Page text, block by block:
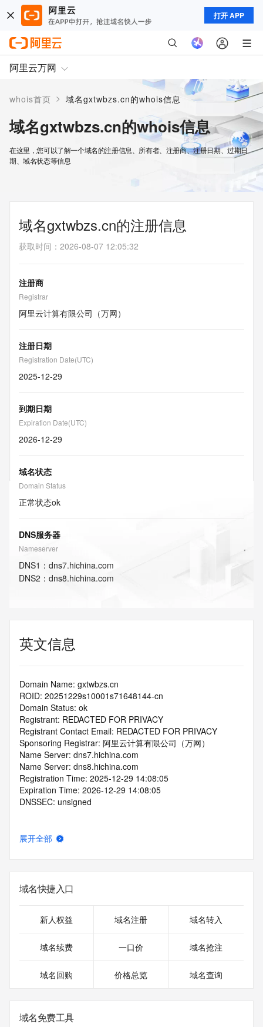
打开 APP
阿里云万网
whois首页 > 域名gxtwbzs.cn的whois信息
域名gxtwbzs.cn的whois信息
在这里，您可以了解一个域名的注册信息、所有者、注册商、注册日期、过期日
期、域名状态等信息
域名gxtwbzs.cn的注册信息
获取时间 ： 2026-08-07 12:05:32
注册商
Registrar
阿里云计算有限公司（万网）
注册日期
Registration Date(UTC)
2025-12-29
到期日期
Expiration Date(UTC)
2026-12-29
域名状态
Domain Status
正常状态ok
DNS服务器
Nameserver
DNS1 ： dns7.hichina.com
DNS2 ： dns8.hichina.com
英文信息
Domain Name: gxtwbzs.cn
ROID: 20251229s10001s71648144-cn
Domain Status: ok
Registrant: REDACTED FOR PRIVACY
Registrant Contact Email: REDACTED FOR PRIVACY
Sponsoring Registrar: 阿里云计算有限公司（万网）
Name Server: dns7.hichina.com
Name Server: dns8.hichina.com
Registration Time: 2025-12-29 14:08:05
Expiration Time: 2026-12-29 14:08:05
DNSSEC: unsigned
展开全部
域名快捷入口
新人权益 域名注册 域名转入
域名续费 一口价 域名抢注
域名回购 价格总览 域名查询
域名免费工具